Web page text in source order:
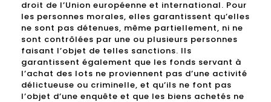
droit de l’Union européenne et international. Pour
les personnes morales, elles garantissent qu’elles
ne sont pas détenues, même partiellement, ni ne
sont contrôlées par une ou plusieurs personnes
faisant l’objet de telles sanctions. Ils
garantissent également que les fonds servant à
l’achat des lots ne proviennent pas d’une activité
délictueuse ou criminelle, et qu’ils ne font pas
l’objet d’une enquête et que les biens achetés ne